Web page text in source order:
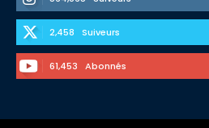
2,458 Suiveurs
61,453 Abonnés